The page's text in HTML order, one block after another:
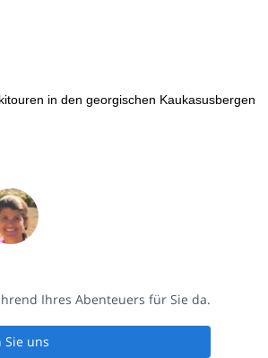
in den georgischen Kaukasusbergen
Ihres Abenteuers für Sie da.
Sie uns